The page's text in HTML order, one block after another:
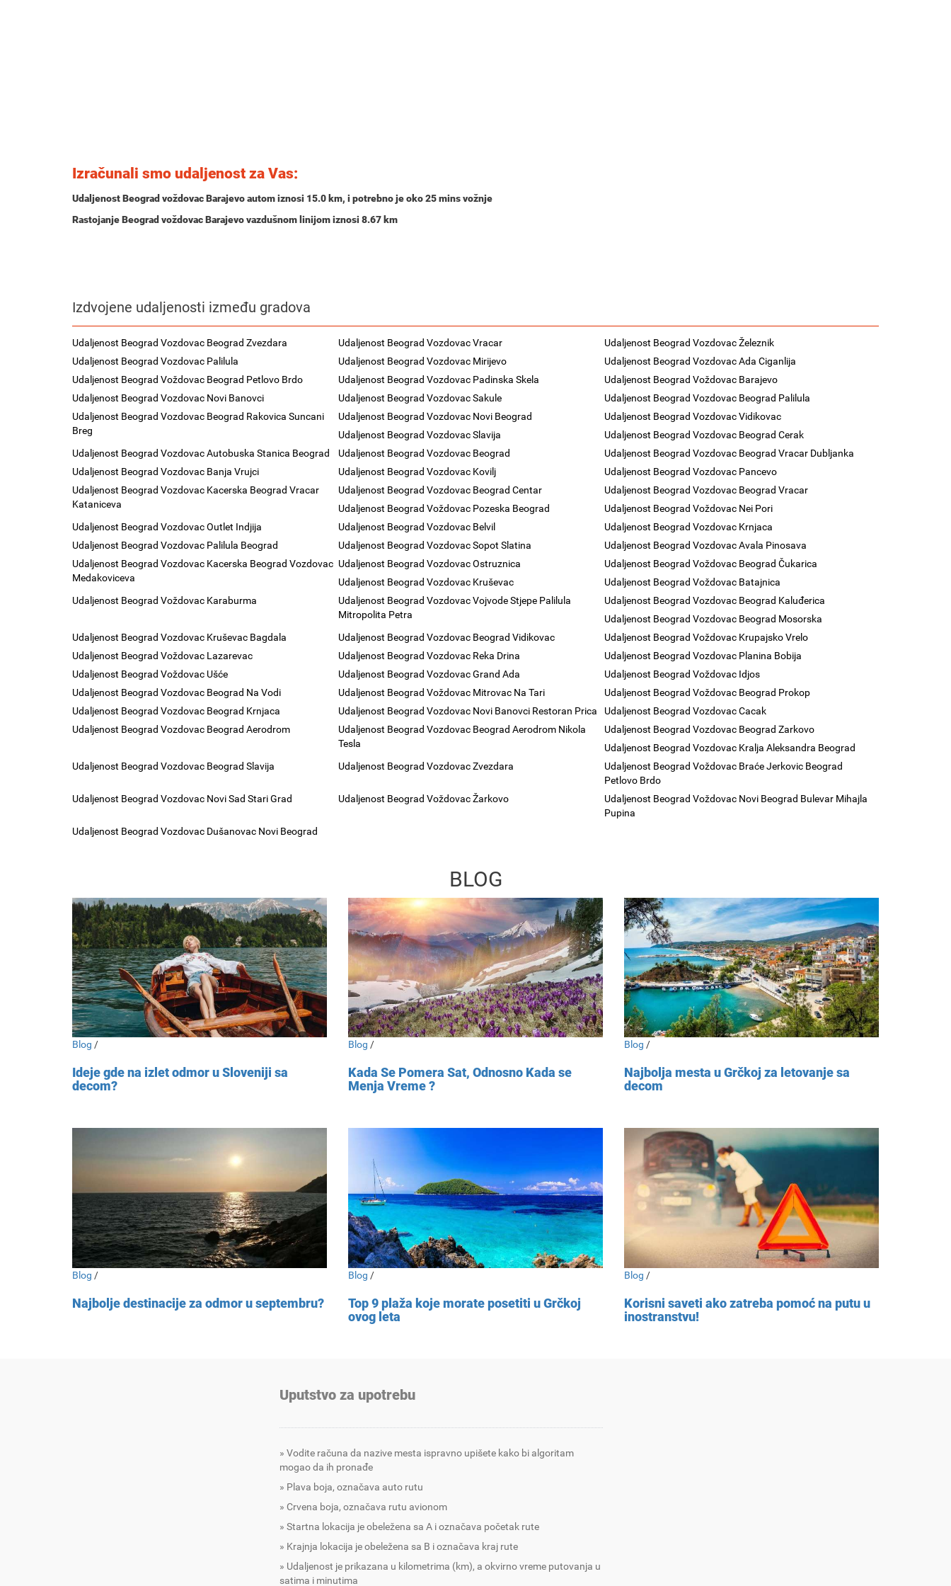
Izračunali smo udaljenost za Vas:
Udaljenost Beograd voždovac Barajevo autom iznosi 15.0 km, i potrebno je oko25 minsvožnje
Rastojanje Beograd voždovac Barajevo vazdušnom linijom iznosi 8.67 km
Izdvojene udaljenosti između gradova
Udaljenost Beograd Vozdovac Beograd Zvezdara Udaljenost Beograd Vozdovac Vracar
Udaljenost Beograd Vozdovac Železnik
Udaljenost Beograd Vozdovac Palilula
Udaljenost Beograd Vozdovac Mirijevo
Udaljenost Beograd Vozdovac Ada Ciganlija
Udaljenost Beograd Voždovac Beograd Petlovo Brdo
Udaljenost Beograd Vozdovac Padinska Skela
Udaljenost Beograd Voždovac Barajevo
Udaljenost Beograd Vozdovac Novi Banovci
Udaljenost Beograd Vozdovac Sakule
Udaljenost Beograd Vozdovac Beograd Palilula
Udaljenost Beograd Vozdovac Beograd Rakovica Suncani
Breg
Udaljenost Beograd Vozdovac Novi Beograd
Udaljenost Beograd Vozdovac Vidikovac
Udaljenost Beograd Vozdovac Slavija
Udaljenost Beograd Vozdovac Beograd Cerak
Udaljenost Beograd Vozdovac Autobuska Stanica Beograd
Udaljenost Beograd Vozdovac Beograd
Udaljenost Beograd Vozdovac Beograd Vracar Dubljanka
Udaljenost Beograd Vozdovac Banja Vrujci
Udaljenost Beograd Vozdovac Kovilj
Udaljenost Beograd Vozdovac Pancevo
Udaljenost Beograd Vozdovac Kacerska Beograd Vracar
Kataniceva
Udaljenost Beograd Vozdovac Beograd Centar
Udaljenost Beograd Vozdovac Beograd Vracar
Udaljenost Beograd Voždovac Pozeska Beograd
Udaljenost Beograd Voždovac Nei Pori
Udaljenost Beograd Vozdovac Outlet Indjija
Udaljenost Beograd Vozdovac Belvil
Udaljenost Beograd Vozdovac Krnjaca
Udaljenost Beograd Vozdovac Palilula Beograd
Udaljenost Beograd Vozdovac Sopot Slatina
Udaljenost Beograd Vozdovac Avala Pinosava
Udaljenost Beograd Vozdovac Kacerska Beograd Vozdovac
Medakoviceva
Udaljenost Beograd Vozdovac Ostruznica
Udaljenost Beograd Voždovac Beograd Čukarica
Udaljenost Beograd Vozdovac Kruševac
Udaljenost Beograd Voždovac Batajnica
Udaljenost Beograd Voždovac Karaburma
Udaljenost Beograd Vozdovac Vojvode Stjepe Palilula
Mitropolita Petra
Udaljenost Beograd Vozdovac Beograd Kaluđerica
Udaljenost Beograd Vozdovac Beograd Mosorska
Udaljenost Beograd Vozdovac Kruševac Bagdala
Udaljenost Beograd Vozdovac Beograd Vidikovac
Udaljenost Beograd Voždovac Krupajsko Vrelo
Udaljenost Beograd Voždovac Lazarevac
Udaljenost Beograd Vozdovac Reka Drina
Udaljenost Beograd Vozdovac Planina Bobija
Udaljenost Beograd Voždovac Ušće
Udaljenost Beograd Vozdovac Grand Ada
Udaljenost Beograd Voždovac Idjos
Udaljenost Beograd Vozdovac Beograd Na Vodi
Udaljenost Beograd Voždovac Mitrovac Na Tari
Udaljenost Beograd Voždovac Beograd Prokop
Udaljenost Beograd Vozdovac Beograd Krnjaca
Udaljenost Beograd Vozdovac Novi Banovci Restoran Prica
Udaljenost Beograd Vozdovac Cacak
Udaljenost Beograd Vozdovac Beograd Aerodrom
Udaljenost Beograd Vozdovac Beograd Aerodrom Nikola
Tesla
Udaljenost Beograd Vozdovac Beograd Zarkovo
Udaljenost Beograd Vozdovac Kralja Aleksandra Beograd
Udaljenost Beograd Vozdovac Beograd Slavija
Udaljenost Beograd Vozdovac Zvezdara
Udaljenost Beograd Voždovac Braće Jerkovic Beograd
Petlovo Brdo
Udaljenost Beograd Vozdovac Novi Sad Stari Grad
Udaljenost Beograd Voždovac Žarkovo
Udaljenost Beograd Voždovac Novi Beograd Bulevar Mihajla
Pupina
Udaljenost Beograd Vozdovac Dušanovac Novi Beograd
BLOG
Blog /
Ideje gde na izlet odmor u Sloveniji sa
decom?
Blog /
Kada Se Pomera Sat, Odnosno Kada se
Menja Vreme ?
Blog /
Najbolja mesta u Grčkoj za letovanje sa
decom
Blog /
Najbolje destinacije za odmor u septembru?
Blog /
Top 9 plaža koje morate posetiti u Grčkoj
ovog leta
Blog /
Korisni saveti ako zatreba pomoć na putu u
inostranstvu!
Uputstvo za upotrebu
Vodite računa da nazive mesta ispravno upišete kako bi algoritam
mogao da ih pronađe
Plava boja, označava auto rutu
Crvena boja, označava rutu avionom
Startna lokacija je obeležena sa A i označava početak rute
Krajnja lokacija je obeležena sa B i označava kraj rute
Udaljenost je prikazana u kilometrima (km), a okvirno vreme putovanja u
satima i minutima